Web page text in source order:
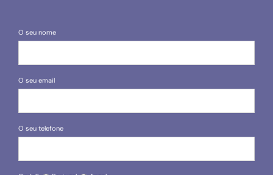
O seu nome
O seu email
O seu telefone